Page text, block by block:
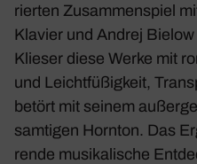
rierten Zusam­men­spiel
Klavier und Andrej
Klieser diese Werke mit
und Leicht­fü­ßig­keit,
betört mit seinem
samtigen Hornton. Das
rende musi­ka­li­sche